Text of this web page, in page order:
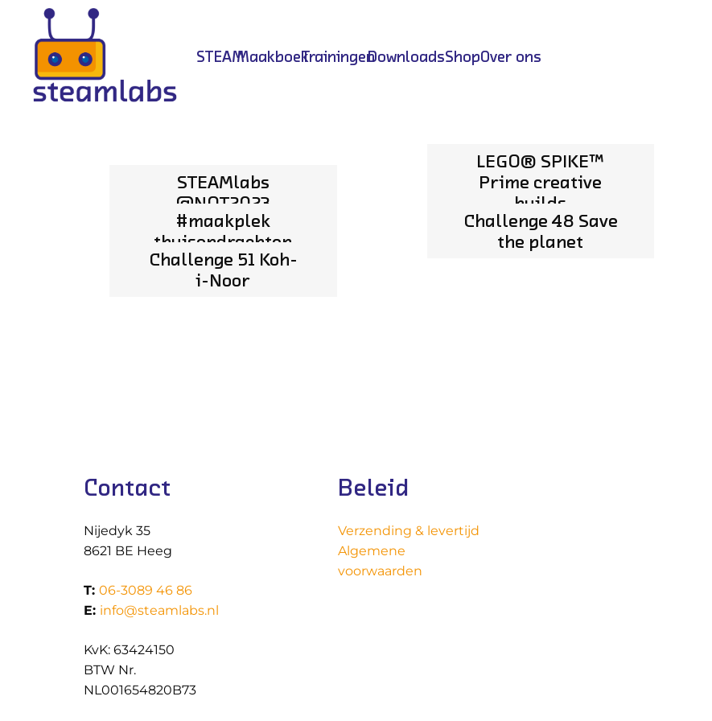
STEAMMaakboekTrainingenDownloadsShopOver ons
heutink
STEAMlabs
@NOT2023
LEGO® SPIKE™
Prime creative
builds
#maakplek
thuisopdrachten
Challenge 48 Save
the planet
Challenge 51 Koh-
i-Noor
Contact
Nijedyk 35
8621 BE Heeg
T: 06-3089 46 86
E: info@steamlabs.nl
KvK: 63424150
BTW Nr.
NL001654820B73
Beleid
Verzending & levertijd
Algemene
voorwaarden